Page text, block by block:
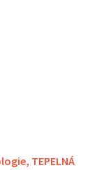
, TEPELNÁ